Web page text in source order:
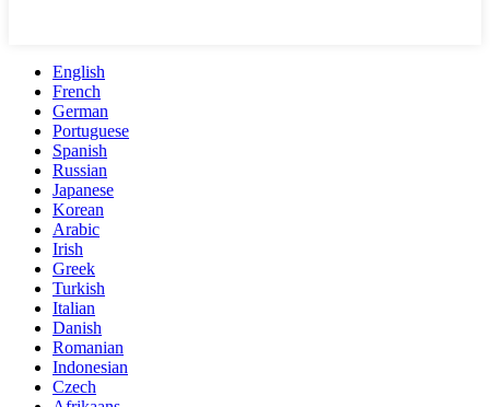
English
French
German
Portuguese
Spanish
Russian
Japanese
Korean
Arabic
Irish
Greek
Turkish
Italian
Danish
Romanian
Indonesian
Czech